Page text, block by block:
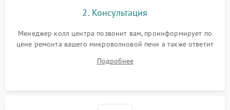
2. Консультация
Менеджер колл центра позвонит вам, проинформирует по
цене ремонта вашего микроволновой печи а также ответит
Подробнее